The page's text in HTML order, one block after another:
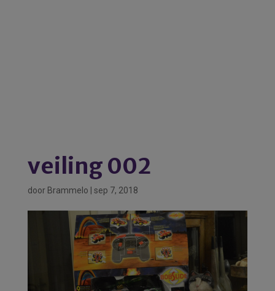
veiling 002
door Brammelo sep 7, 2018